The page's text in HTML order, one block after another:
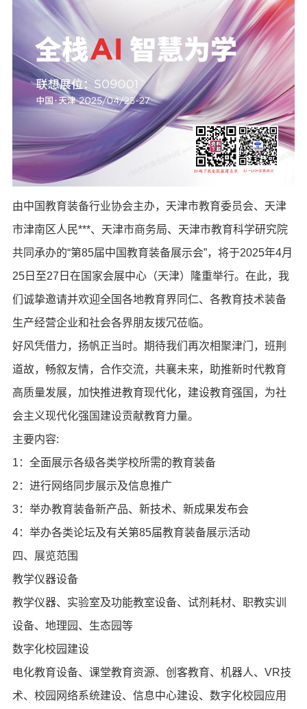
由中国教育装备行业协会主办，天津市教育委员会、天津
市津南区人民***、天津市商务局、天津市教育科学研究院
共同承办的“第85届中国教育装备展示会”，将于2025年4月
25日至27日在国家会展中心（天津）隆重举行。在此，我
们诚挚邀请并欢迎全国各地教育界同仁、各教育技术装备
生产经营企业和社会各界朋友拨冗莅临。
好风凭借力，扬帆正当时。期待我们再次相聚津门，班荆
道故，畅叙友情，合作交流，共襄未来，助推新时代教育
高质量发展，加快推进教育现代化，建设教育强国，为社
会主义现代化强国建设贡献教育力量。
主要内容:
1：全面展示各级各类学校所需的教育装备
2：进行网络同步展示及信息推广
3：举办教育装备新产品、新技术、新成果发布会
4：举办各类论坛及有关第85届教育装备展示活动
四、展览范围
教学仪器设备
教学仪器、实验室及功能教室设备、试剂耗材、职教实训
设备、地理园、生态园等
数字化校园建设
电化教育设备、课堂教育资源、创客教育、机器人、VR技
术、校园网络系统建设、信息中心建设、数字化校园应用